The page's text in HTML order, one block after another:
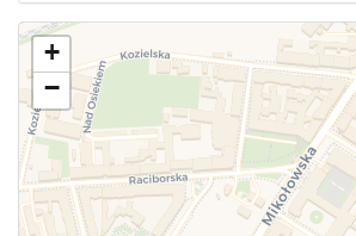
Użyj tego formularza aby
zmianach w powyższym
+
−